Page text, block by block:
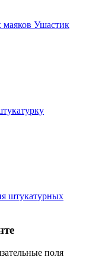
маяков Ушастик
штукатурных
поля